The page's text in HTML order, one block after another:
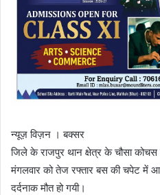
न्यूज़ विज़न । बक्सर
जिले के राजपुर थान क्षेत्र के चौसा
मंगलवार को तेज रफ्तार बस की चपेट में
दर्दनाक मौत हो गयी।